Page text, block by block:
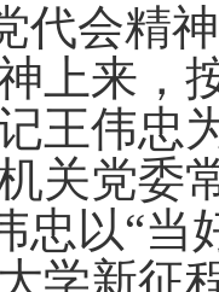
代会精
上来，
王伟忠
关党委
忠以“当
学新征